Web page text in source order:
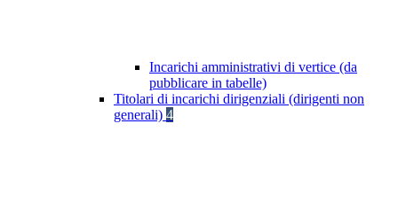
Incarichi amministrativi di vertice (da
pubblicare in tabelle)
Titolari di incarichi dirigenziali (dirigenti non
generali) 4